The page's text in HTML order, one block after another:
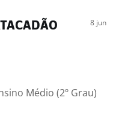
8 jun
Médio (2º Grau)